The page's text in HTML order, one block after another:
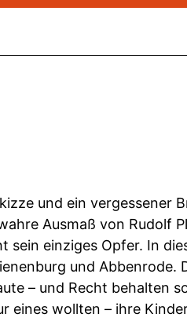
und ein vergessener
Ausmaß von Rudolf
einziges Opfer. In
und Abbenrode.
– und Recht behalten
eines wollten – ihre